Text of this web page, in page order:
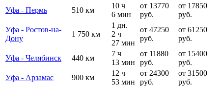
Уфа - Пермь
510 км
10 ч
6 мин
от 13770
руб.
от 17850
руб.
Уфа - Ростов-на-
Дону
1 750 км
1 дн.
2 ч
27 мин
от 47250
руб.
от 61250
руб.
Уфа - Челябинск 440 км
7 ч
13 мин
от 11880
руб.
от 15400
руб.
Уфа - Арзамас
900 км
12 ч
53 мин
от 24300
руб.
от 31500
руб.